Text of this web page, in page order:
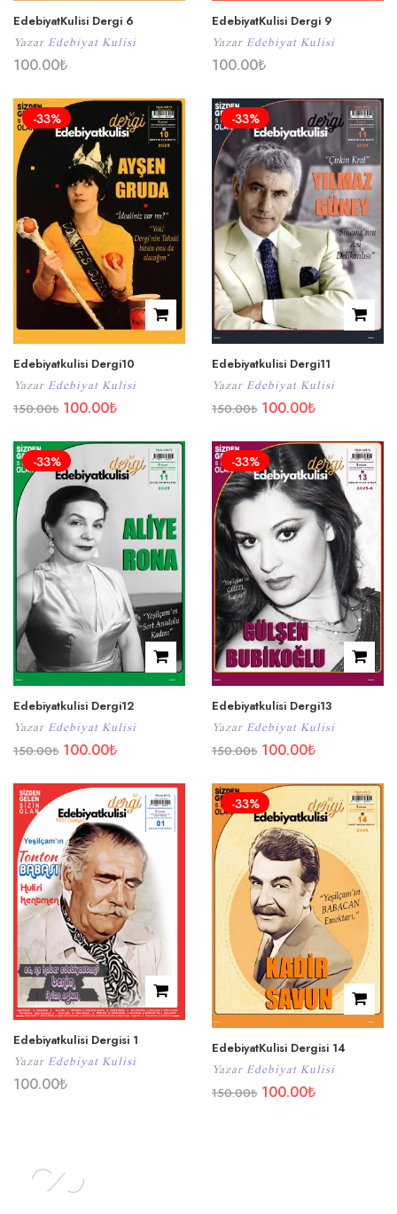
EdebiyatKulisi Dergi 6
Yazar Edebiyat Kulisi
100.00₺
EdebiyatKulisi Dergi 9
Yazar Edebiyat Kulisi
100.00₺
-33%
Edebiyatkulisi Dergi10
Yazar Edebiyat Kulisi
150.00₺ 100.00₺
-33%
Edebiyatkulisi Dergi11
Yazar Edebiyat Kulisi
150.00₺ 100.00₺
-33%
Edebiyatkulisi Dergi12
Yazar Edebiyat Kulisi
150.00₺ 100.00₺
-33%
Edebiyatkulisi Dergi13
Yazar Edebiyat Kulisi
150.00₺ 100.00₺
Edebiyatkulisi Dergisi 1
Yazar Edebiyat Kulisi
100.00₺
-33%
EdebiyatKulisi Dergisi 14
Yazar Edebiyat Kulisi
150.00₺ 100.00₺